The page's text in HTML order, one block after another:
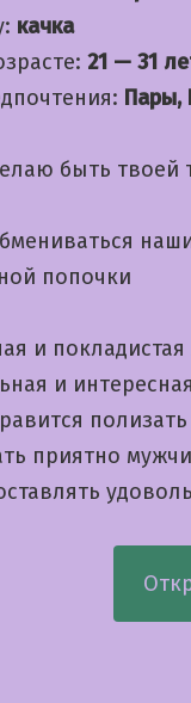
качка
21 — 31
Пары,
быть твоей
попочки
и
и
приятно